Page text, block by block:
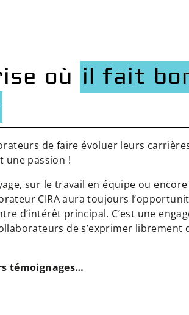
où il fait
de faire évoluer leurs
une passion !
sur le travail en équipe ou
CIRA aura toujours
d’intérêt principal. C’est une
de s’exprimer librement
témoignages…